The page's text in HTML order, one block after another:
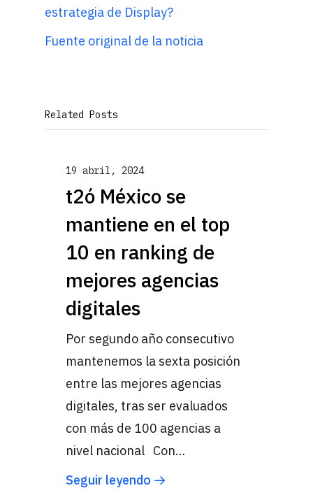
estrategia de Display?
Fuente original de la noticia
Related Posts
19 abril, 2024
t2ó México se
mantiene en el top
10 en ranking de
mejores agencias
digitales
Por segundo año consecutivo
mantenemos la sexta posición
entre las mejores agencias
digitales, tras ser evaluados
con más de 100 agencias a
nivel nacional Con…
Seguir leyendo